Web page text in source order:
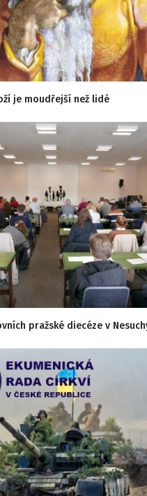
je moudřejší než lidé
pražské diecéze v